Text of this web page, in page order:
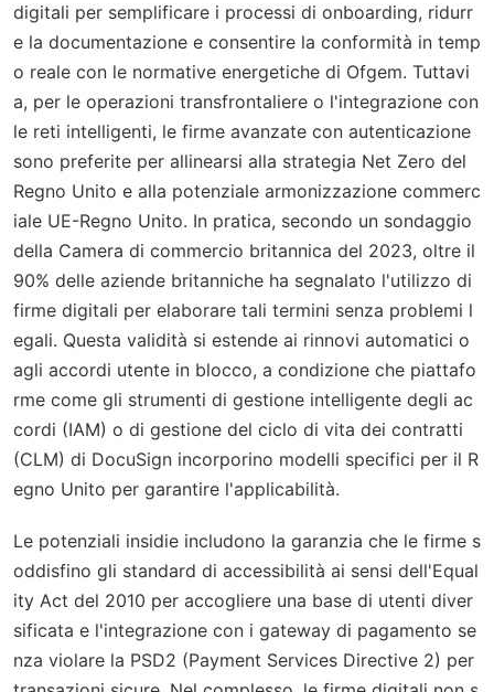
digitali per semplificare i processi di onboarding, ridurr
e la documentazione e consentire la conformità in temp
o reale con le normative energetiche di Ofgem. Tuttavi
a, per le operazioni transfrontaliere o l'integrazione con
le reti intelligenti, le firme avanzate con autenticazione
sono preferite per allinearsi alla strategia Net Zero del
Regno Unito e alla potenziale armonizzazione commerc
iale UE-Regno Unito. In pratica, secondo un sondaggio
della Camera di commercio britannica del 2023, oltre il
90% delle aziende britanniche ha segnalato l'utilizzo di
firme digitali per elaborare tali termini senza problemi l
egali. Questa validità si estende ai rinnovi automatici o
agli accordi utente in blocco, a condizione che piattafo
rme come gli strumenti di gestione intelligente degli ac
cordi (IAM) o di gestione del ciclo di vita dei contratti
(CLM) di DocuSign incorporino modelli specifici per il R
egno Unito per garantire l'applicabilità.
Le potenziali insidie includono la garanzia che le firme s
oddisfino gli standard di accessibilità ai sensi dell'Equal
ity Act del 2010 per accogliere una base di utenti diver
sificata e l'integrazione con i gateway di pagamento se
nza violare la PSD2 (Payment Services Directive 2) per